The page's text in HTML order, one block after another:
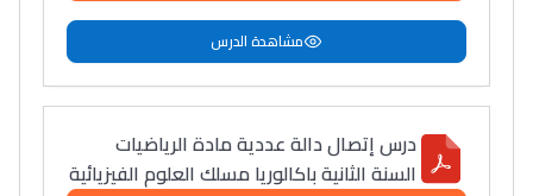
مشاهدة الدرس
درس إتصال دالة عددية مادة الرياضيات
السنة الثانية باكالوريا مسلك العلوم الفيزيائية